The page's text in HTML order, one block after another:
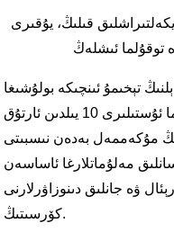
قىلىڭ، يۇقىرى
توقۇلما ئىشلەڭ
تېخىمۇ ئىنچىكە بولۇشىغا
كاپالەتلىك قىلىدۇ. كەسپىي ئويما ئۇستىلىرى 10 يىلدىن ئارتۇق
مۇكەممەل بەدەن نىسبىتى
مەلۇماتلارغا ئاساسەن
ۋە جانلىق دىنوزاۋرلارنى
كۆرسىتىڭ.